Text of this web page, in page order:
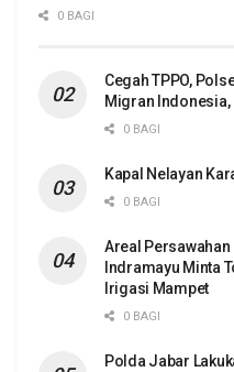
0 BAGI
Cegah TPPO,
Migran Indonesia,
0 BAGI
Kapal Nelayan
0 BAGI
Areal
Indramayu Minta
Irigasi Mampet
0 BAGI
Polda Jabar